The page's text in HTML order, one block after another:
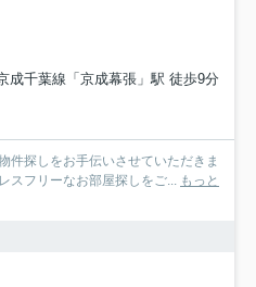
成千葉線「京成幕張」駅 徒歩9分
件探しをお手伝いさせていただきま
スフリーなお部屋探しをご... もっと